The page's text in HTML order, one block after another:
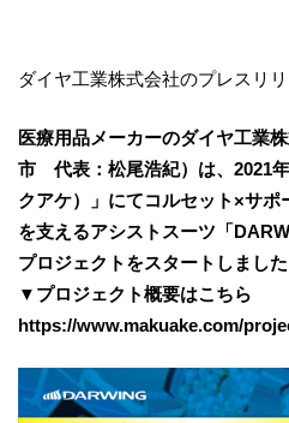
ダイヤ工業株式会社のプレスリ
医療用品メーカーのダイヤ工業
市 代表：松尾浩紀）は、2021
クアケ）」にてコルセット×サ
を支えるアシストスーツ「
プロジェクトをスタートしました
▼プロジェクト概要はこちら
https://www.makuake.com/